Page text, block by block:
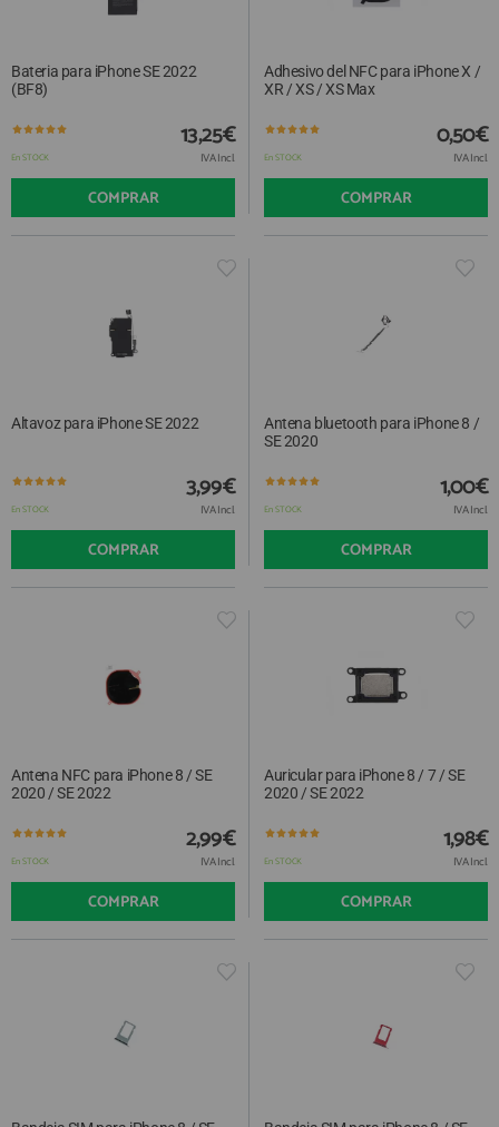
Bateria para iPhone SE 2022
(BF8)
En STOCK
13,25€
IVA Incl.
COMPRAR
Adhesivo del NFC para iPhone X /
XR / XS / XS Max
En STOCK
0,50€
IVA Incl.
COMPRAR
Altavoz para iPhone SE 2022
En STOCK
3,99€
IVA Incl.
COMPRAR
Antena bluetooth para iPhone 8 /
SE 2020
En STOCK
1,00€
IVA Incl.
COMPRAR
Antena NFC para iPhone 8 / SE
2020 / SE 2022
En STOCK
2,99€
IVA Incl.
COMPRAR
Auricular para iPhone 8 / 7 / SE
2020 / SE 2022
En STOCK
1,98€
IVA Incl.
COMPRAR